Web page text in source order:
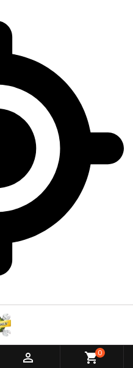
 shopping_cart0